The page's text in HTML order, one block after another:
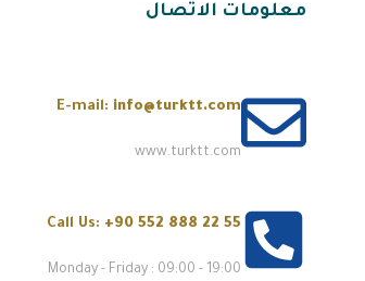
معلومات الاتصال
E-mail: info@turktt.com
www.turktt.com
Call Us: +90 552 888 22 55
Monday - Friday : 09:00 - 19:00